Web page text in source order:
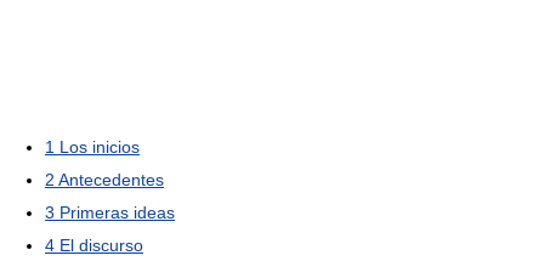
1 Los inicios
2 Antecedentes
3 Primeras ideas
4 El discurso